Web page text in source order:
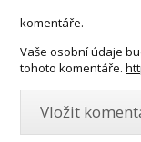
komentáře.
Vaše osobní údaje
tohoto komentáře.